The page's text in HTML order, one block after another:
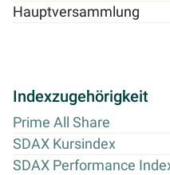
Hauptversammlung
Indexzugehörigkeit
Prime All Share
SDAX Kursindex
SDAX Performance